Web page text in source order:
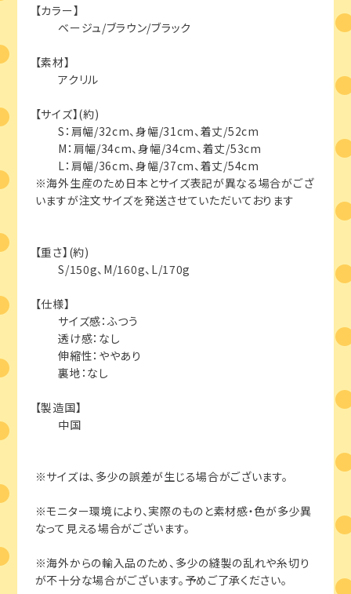
【カラー】
ベージュ/ブラウン/ブラック
【素材】
アクリル
【サイズ】(約)
S：肩幅/32cm、身幅/31cm、着丈/52cm
M：肩幅/34cm、身幅/34cm、着丈/53cm
L：肩幅/36cm、身幅/37cm、着丈/54cm
※海外生産のため日本とサイズ表記が異なる場合がござ
いますが注文サイズを発送させていただいております
【重さ】(約)
S/150g、M/160g、L/170g
【仕様】
サイズ感：ふつう
透け感：なし
伸縮性：ややあり
裏地：なし
【製造国】
中国
※サイズは、多少の誤差が生じる場合がございます。
※モニター環境により、実際のものと素材感・色が多少異
なって見える場合がございます。
※海外からの輸入品のため、多少の縫製の乱れや糸切り
が不十分な場合がございます。予めご了承ください。